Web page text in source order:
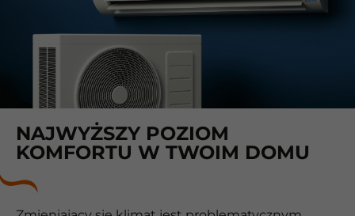
NAJWYŻSZY POZIOM
KOMFORTU W TWOIM DOMU